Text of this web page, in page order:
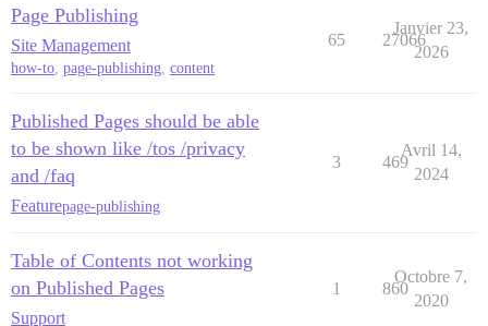
Page Publishing
Site Management
how-to, page-publishing, content
65 27066
Janvier 23,
2026
Published Pages should be able
to be shown like /tos /privacy
and /faq
Featurepage-publishing
3 469
Avril 14,
2024
Table of Contents not working
on Published Pages
Support
1 860
Octobre 7,
2020